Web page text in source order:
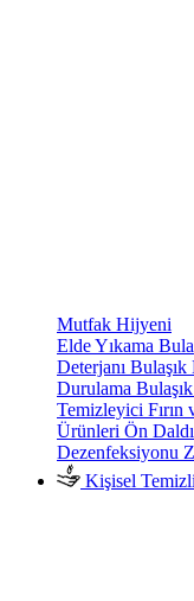
Mutfak Hijyeni
Elde Yıkama
Deterjanı Bulaşık
Durulama
Temizleyici
Ürünleri Ön
Dezenfeksiyonu
Kişisel